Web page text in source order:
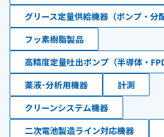
グリース定量供給機器（ポンプ・分
フッ素樹脂製品
高精度定量吐出ポンプ（半導体・
薬液･分析用機器
計測
クリーンシステム機器
二次電池製造ライン対応機器